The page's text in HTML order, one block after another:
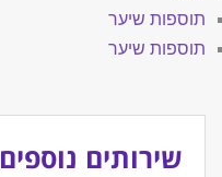
תוספות שיער
תוספות שיער
שירותים נוספים